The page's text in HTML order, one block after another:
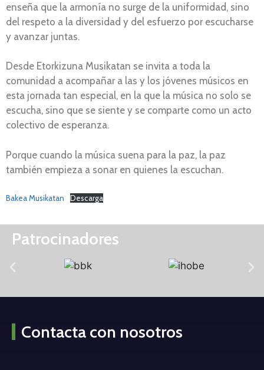
enseña que la armonía no surge de la uniformidad, sino
del respeto a la diversidad y del esfuerzo por escucharse
y avanzar juntas.
Desde Etorkizuna Musikatan se invita a toda la
comunidad a acompañar a las y los jóvenes músicos en
esta jornada tan especial, en la que la música no solo se
escucha, sino que se siente y se comparte como un acto
colectivo de esperanza.
Porque cuando la música suena para la paz, la paz
también empieza a sonar en quienes la escuchan.
Bakea Musikatan Descarga
Patrocinadores
Contacta con nosotros